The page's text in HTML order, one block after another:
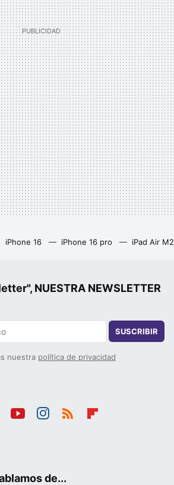
iPhone 16 iPhone 16 pro iPad Air
NUESTRA NEWSLETTER
SUSCRIBIR
nuestra política de privacidad
de...